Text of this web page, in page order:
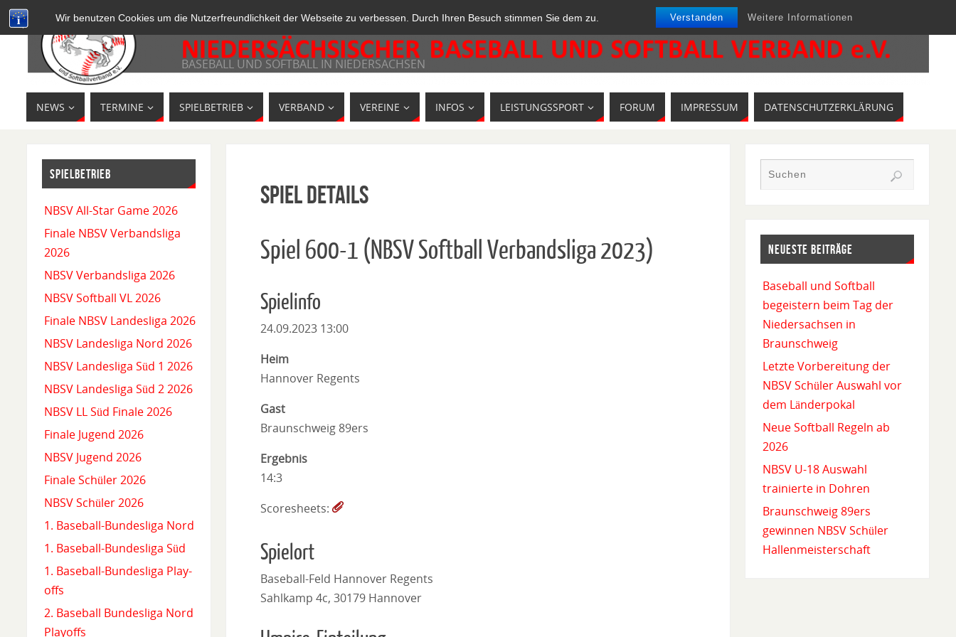
Wir benutzen Cookies um die Nutzerfreundlichkeit der Webseite zu verbessen. Durch Ihren Besuch stimmen Sie dem zu. Verstanden Weitere Informationen
BASEBALL UND SOFTBALL IN NIEDERSACHSEN
NEWS TERMINE SPIELBETRIEB VERBAND VEREINE INFOS LEISTUNGSSPORT FORUM IMPRESSUM DATENSCHUTZERKLÄRUNG
Spiel Details
Spiel 600-1 (NBSV Softball Verbandsliga 2023)
Spielinfo
24.09.2023 13:00
Heim
Hannover Regents
Gast
Braunschweig 89ers
Ergebnis
14:3
Scoresheets:
Spielort
Baseball-Feld Hannover Regents
Sahlkamp 4c, 30179 Hannover
SPIELBETRIEB
NBSV All-Star Game 2026
Finale NBSV Verbandsliga
2026
NBSV Verbandsliga 2026
NBSV Softball VL 2026
Finale NBSV Landesliga 2026
NBSV Landesliga Nord 2026
NBSV Landesliga Süd 1 2026
NBSV Landesliga Süd 2 2026
NBSV LL Süd Finale 2026
Finale Jugend 2026
NBSV Jugend 2026
Finale Schüler 2026
NBSV Schüler 2026
1. Baseball-Bundesliga Nord
1. Baseball-Bundesliga Süd
1. Baseball-Bundesliga Play-
offs
2. Baseball Bundesliga Nord
Playoffs
NEUESTE BEITRÄGE
Baseball und Softball
begeistern beim Tag der
Niedersachsen in
Braunschweig
Letzte Vorbereitung der
NBSV Schüler Auswahl vor
dem Länderpokal
Neue Softball Regeln ab
2026
NBSV U-18 Auswahl
trainierte in Dohren
Braunschweig 89ers
gewinnen NBSV Schüler
Hallenmeisterschaft